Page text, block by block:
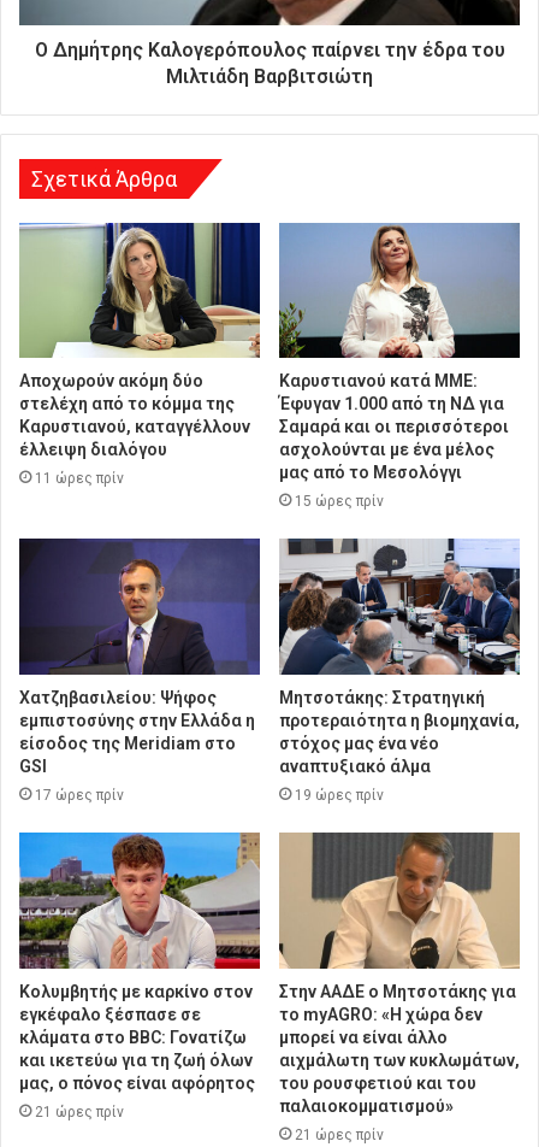
ν
Ο Δημήτρης Καλογερόπουλος παίρνει την έδρα του
Μιλτιάδη Βαρβιτσιώτη
Σχετικά Άρθρα
Αποχωρούν ακόμη δύο
στελέχη από το κόμμα της
Καρυστιανού, καταγγέλλουν
έλλειψη διαλόγου
11 ώρες πρίν
Καρυστιανού κατά ΜΜΕ:
Έφυγαν 1.000 από τη ΝΔ για
Σαμαρά και οι περισσότεροι
ασχολούνται με ένα μέλος
μας από το Μεσολόγγι
15 ώρες πρίν
Χατζηβασιλείου: Ψήφος
εμπιστοσύνης στην Ελλάδα η
είσοδος της Meridiam στο
GSI
17 ώρες πρίν
Μητσοτάκης: Στρατηγική
προτεραιότητα η βιομηχανία,
στόχος μας ένα νέο
αναπτυξιακό άλμα
19 ώρες πρίν
Κολυμβητής με καρκίνο στον
εγκέφαλο ξέσπασε σε
κλάματα στο BBC: Γονατίζω
και ικετεύω για τη ζωή όλων
μας, ο πόνος είναι αφόρητος
21 ώρες πρίν
Στην ΑΑΔΕ ο Μητσοτάκης για
το myAGRO: «Η χώρα δεν
μπορεί να είναι άλλο
αιχμάλωτη των κυκλωμάτων,
του ρουσφετιού και του
παλαιοκομματισμού»
21 ώρες πρίν